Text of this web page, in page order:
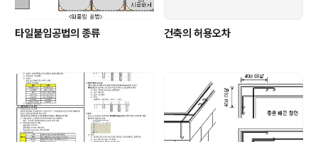
타일붙임공법의 종류 건축의 허용오차